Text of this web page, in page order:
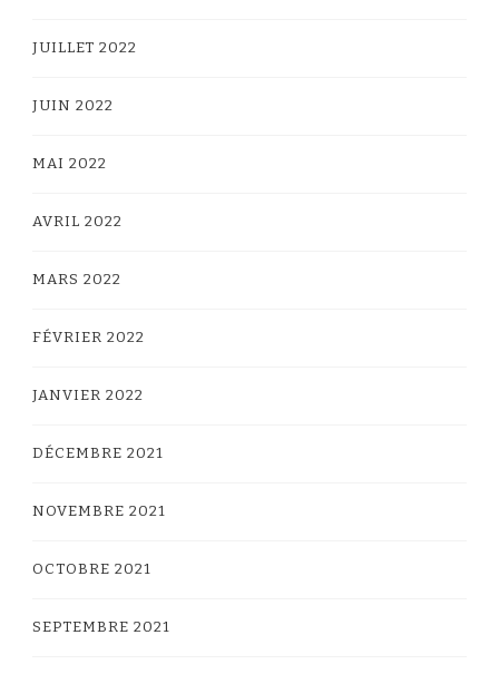
JUILLET 2022
JUIN 2022
MAI 2022
AVRIL 2022
MARS 2022
FÉVRIER 2022
JANVIER 2022
DÉCEMBRE 2021
NOVEMBRE 2021
OCTOBRE 2021
SEPTEMBRE 2021